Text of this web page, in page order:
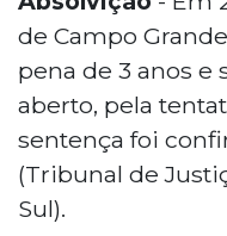
de Campo
pena de 3 anos
aberto, pela
sentença foi
(Tribunal de
Sul).